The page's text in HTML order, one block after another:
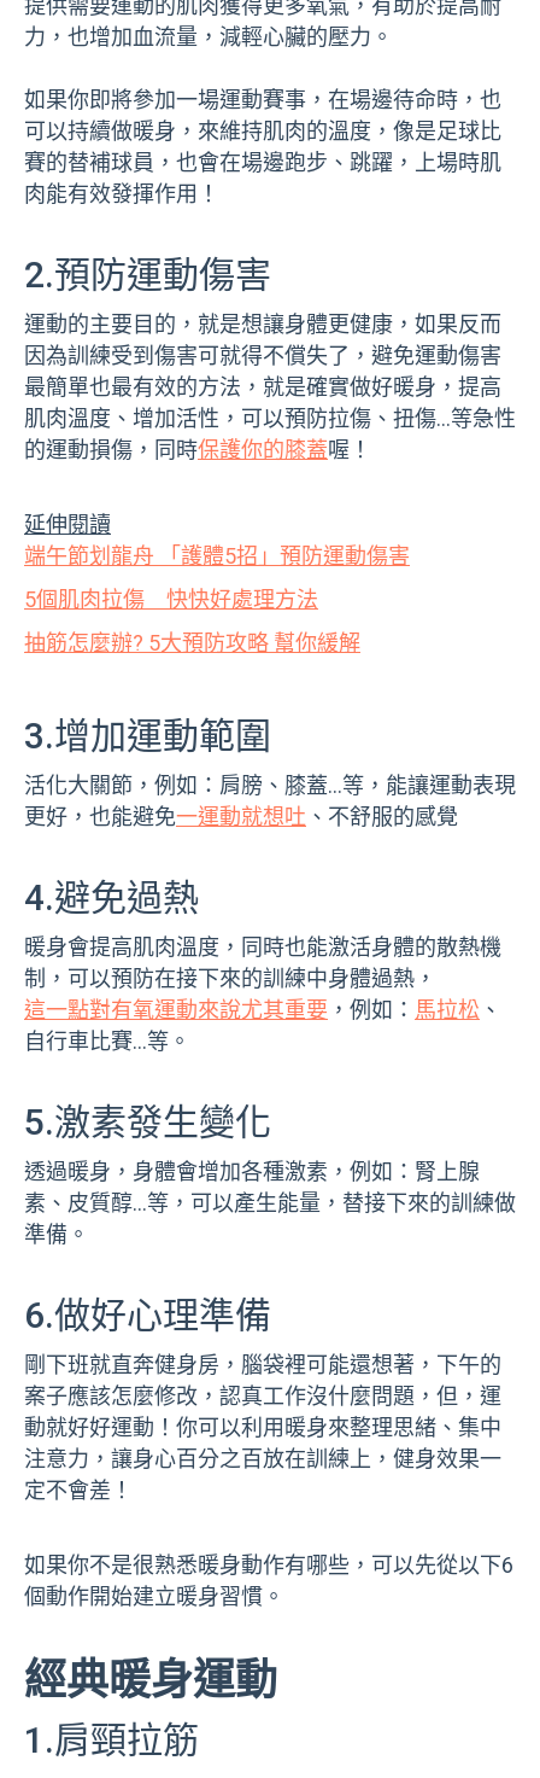
提供需要運動的肌肉獲得更多氧氣，有助於提高耐
力，也增加血流量，減輕心臟的壓力。
如果你即將參加一場運動賽事，在場邊待命時，也
可以持續做暖身，來維持肌肉的溫度，像是足球比
賽的替補球員，也會在場邊跑步、跳躍，上場時肌
肉能有效發揮作用！
2.預防運動傷害
運動的主要目的，就是想讓身體更健康，如果反而
因為訓練受到傷害可就得不償失了，避免運動傷害
最簡單也最有效的方法，就是確實做好暖身，提高
肌肉溫度、增加活性，可以預防拉傷、扭傷…等急性
的運動損傷，同時保護你的膝蓋喔！
延伸閱讀
端午節划龍舟 「護體5招」預防運動傷害
5個肌肉拉傷 快快好處理方法
抽筋怎麼辦? 5大預防攻略 幫你緩解
3.增加運動範圍
活化大關節，例如：肩膀、膝蓋…等，能讓運動表現
更好，也能避免一運動就想吐 、不舒服的感覺
4.避免過熱
暖身會提高肌肉溫度，同時也能激活身體的散熱機
制，可以預防在接下來的訓練中身體過熱，
這一點對有氧運動來說尤其重要 ，例如： 馬拉松 、
自行車比賽…等。
5.激素發生變化
透過暖身，身體會增加各種激素，例如：腎上腺
素、皮質醇…等，可以產生能量，替接下來的訓練做
準備。
6.做好心理準備
剛下班就直奔健身房，腦袋裡可能還想著，下午的
案子應該怎麼修改，認真工作沒什麼問題，但，運
動就好好運動！你可以利用暖身來整理思緒、集中
注意力，讓身心百分之百放在訓練上，健身效果一
定不會差！
如果你不是很熟悉暖身動作有哪些，可以先從以下6
個動作開始建立暖身習慣。
經典暖身運動
1.肩頸拉筋